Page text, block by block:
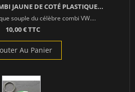
JAUNE DE COTÉ PLASTIQUE...
souple du célèbre combi VW....
10,00 € TTC
Au Panier